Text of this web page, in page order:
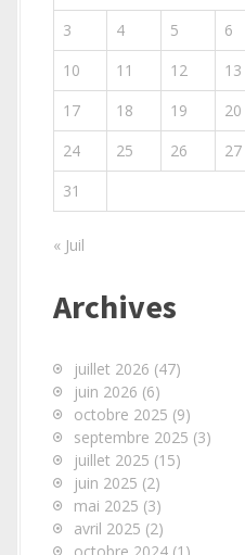
3
4 5 6
10
11 12 13
17
18 19 20
24
25 26 27
31
« Juil
Archives
juillet 2026 (47)
juin 2026 (6)
octobre 2025 (9)
septembre 2025 (3)
juillet 2025 (15)
juin 2025 (2)
mai 2025 (3)
avril 2025 (2)